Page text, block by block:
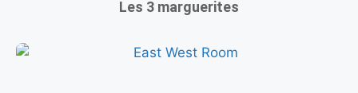
Les 3 marguerites